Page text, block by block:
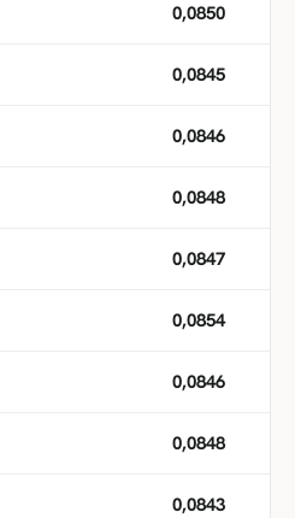
0,0850
0,0845
0,0846
0,0848
0,0847
0,0854
0,0846
0,0848
0,0843